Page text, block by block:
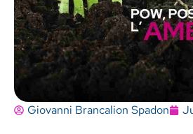
Giovanni Brancalion Spadon